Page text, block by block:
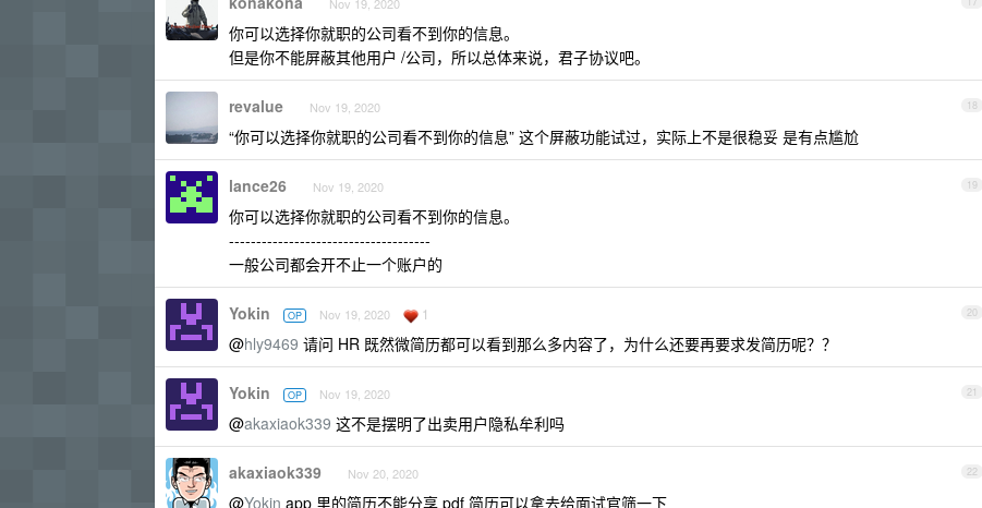
你可以选择你就职的公司看不到你的信息。
但是你不能屏蔽其他用户 /公司，所以总体来说，君子协议吧。
18
revalue Nov 19, 2020
“你可以选择你就职的公司看不到你的信息” 这个屏蔽功能试过，实际上不是很稳妥 是有点尴尬
19
lance26 Nov 19, 2020
你可以选择你就职的公司看不到你的信息。
-------------------------------------
一般公司都会开不止一个账户的
20
Yokin OP Nov 19, 2020 1
@hly9469 请问 HR 既然微简历都可以看到那么多内容了，为什么还要再要求发简历呢？？
21
Yokin OP Nov 19, 2020
@akaxiaok339 这不是摆明了出卖用户隐私牟利吗
22
akaxiaok339 Nov 20, 2020
@Yokin app 里的简历不能分享 pdf 简历可以拿去给面试官筛一下